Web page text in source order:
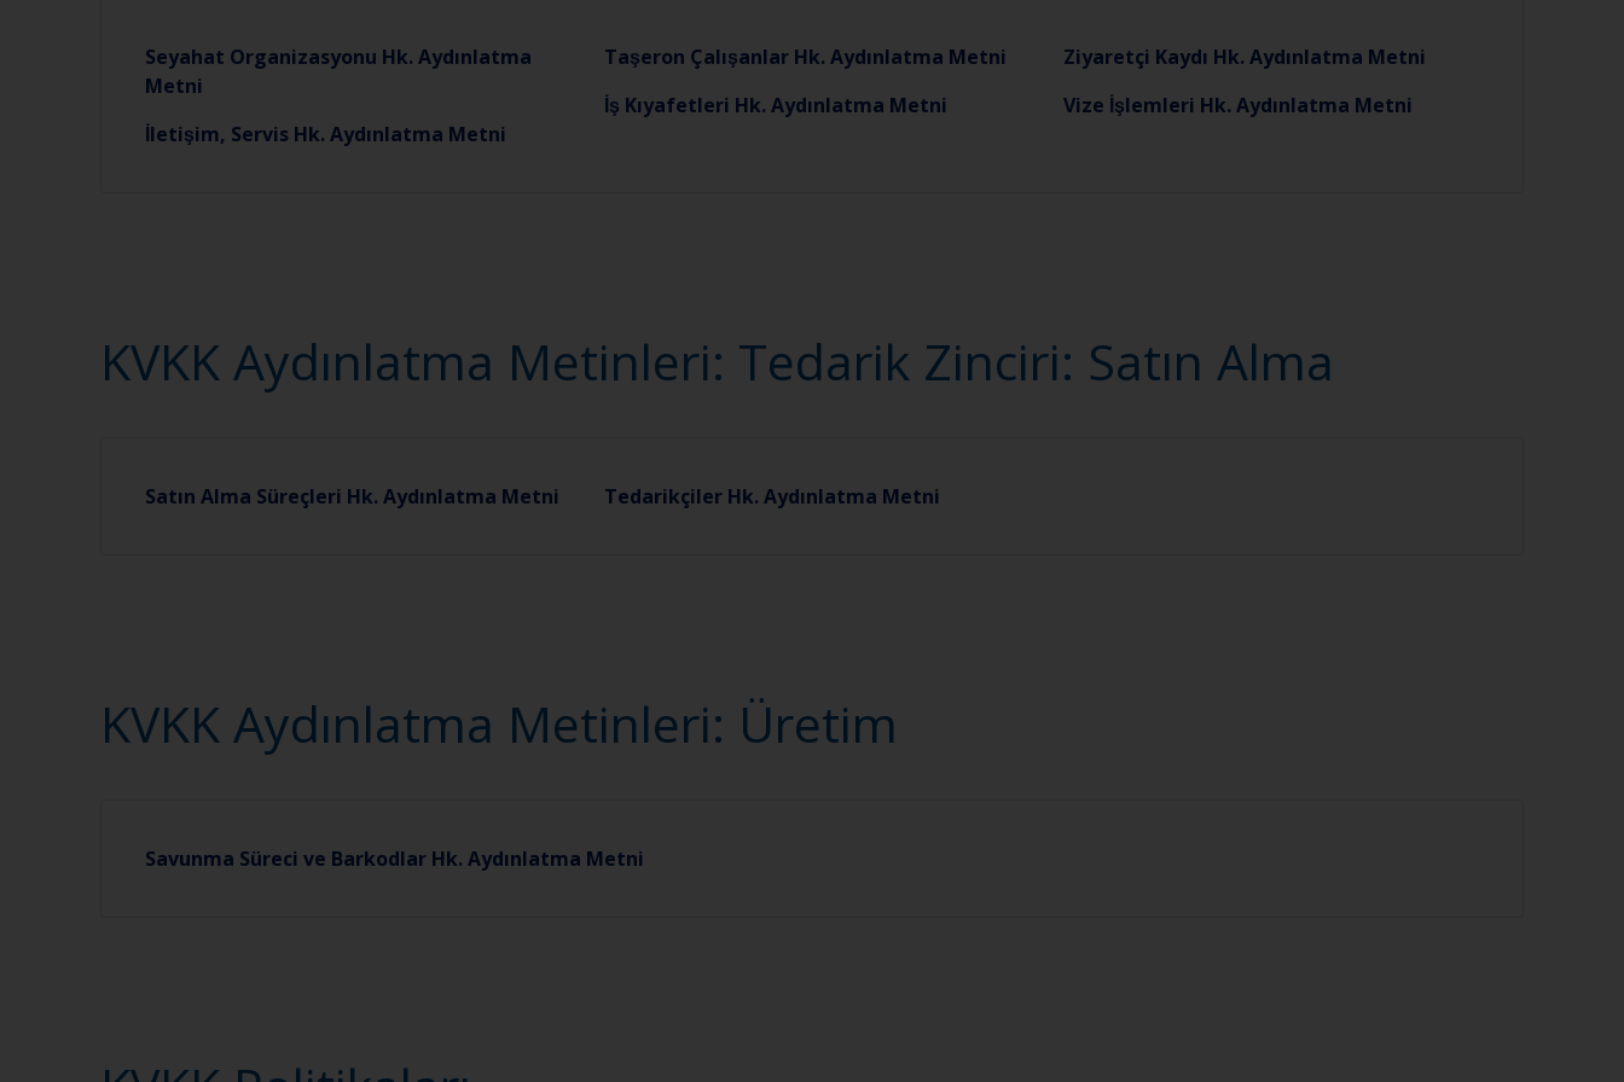
Seyahat Organizasyonu Hk. Aydınlatma
Metni
İletişim, Servis Hk. Aydınlatma Metni
Taşeron Çalışanlar Hk. Aydınlatma Metni
İş Kıyafetleri Hk. Aydınlatma Metni
Ziyaretçi Kaydı Hk. Aydınlatma Metni
Vize İşlemleri Hk. Aydınlatma Metni
KVKK Aydınlatma Metinleri: Tedarik Zinciri: Satın Alma
Satın Alma Süreçleri Hk. Aydınlatma Metni Tedarikçiler Hk. Aydınlatma Metni
KVKK Aydınlatma Metinleri: Üretim
Savunma Süreci ve Barkodlar Hk. Aydınlatma Metni